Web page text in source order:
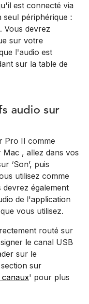
est connecté via
seul périphérique :
Vous devrez
sur votre
l'audio est
sur la table de
audio sur
Pro II comme
, allez dans vos
‘Son’, puis
utilisez comme
devrez également
de l'application
vous utilisez.
routé sur
le canal USB
sur le
sur
canaux' pour plus